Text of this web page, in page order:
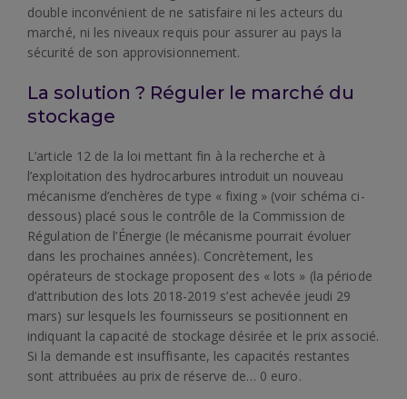
double inconvénient de ne satisfaire ni les acteurs du
marché, ni les niveaux requis pour assurer au pays la
sécurité de son approvisionnement.
La solution ? Réguler le marché du
stockage
L’article 12 de la loi mettant fin à la recherche et à
l’exploitation des hydrocarbures introduit un nouveau
mécanisme d’enchères de type « fixing » (voir schéma ci-
dessous) placé sous le contrôle de la Commission de
Régulation de l’Énergie (le mécanisme pourrait évoluer
dans les prochaines années). Concrètement, les
opérateurs de stockage proposent des « lots » (la période
d’attribution des lots 2018-2019 s’est achevée jeudi 29
mars) sur lesquels les fournisseurs se positionnent en
indiquant la capacité de stockage désirée et le prix associé.
Si la demande est insuffisante, les capacités restantes
sont attribuées au prix de réserve de… 0 euro.